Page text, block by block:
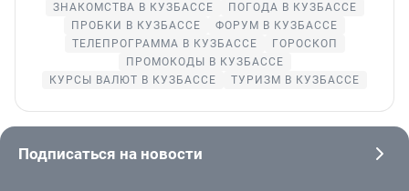
ЗНАКОМСТВА В КУЗБАССЕ
ПОГОДА В КУЗБАССЕ
ПРОБКИ В КУЗБАССЕ
ФОРУМ В КУЗБАССЕ
ТЕЛЕПРОГРАММА В КУЗБАССЕ
ГОРОСКОП
ПРОМОКОДЫ В КУЗБАССЕ
КУРСЫ ВАЛЮТ В КУЗБАССЕ
ТУРИЗМ В КУЗБАССЕ
Подписаться на новости